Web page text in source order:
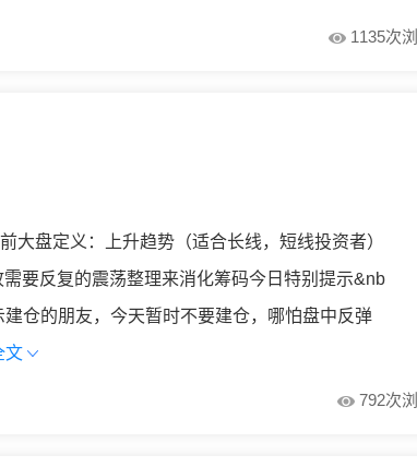
1135次
大盘定义：上升趋势（适合长线，短线投资者）
要反复的震荡整理来消化筹码今日特别提示&nb
仓的朋友，今天暂时不要建仓，哪怕盘中反弹
文
792次